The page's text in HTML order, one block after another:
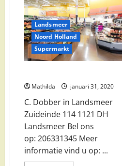
voor
Uw
Supermarkt
B.V.
in
Landsmeer
Landsmeer
Noord Holland
Supermarkt
Mathilda januari 31, 2020
C. Dobber in Landsmeer
Zuideinde 114 1121 DH
Landsmeer Bel ons
op: 206331345 Meer
informatie vind u op: ...